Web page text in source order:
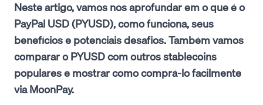
Neste artigo, vamos nos aprofundar em o que é o
PayPal USD (PYUSD), como funciona, seus
benefícios e potenciais desafios. Também vamos
comparar o PYUSD com outros stablecoins
populares e mostrar como comprá-lo facilmente
via MoonPay.